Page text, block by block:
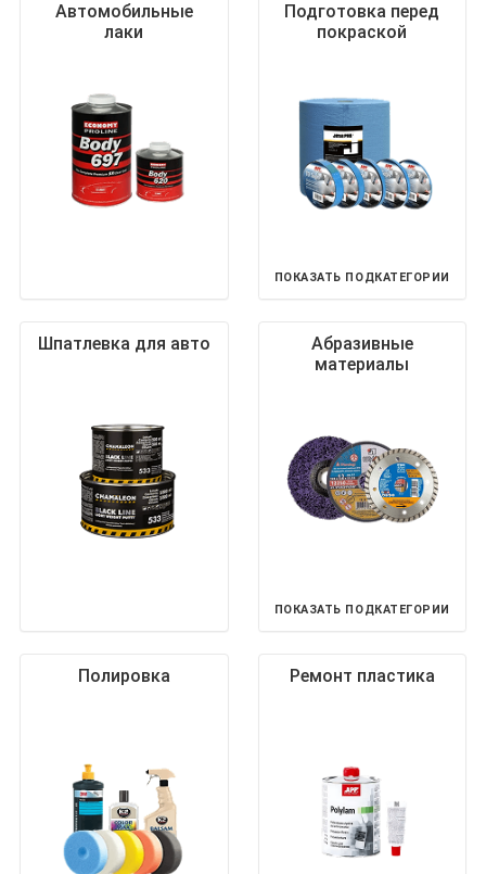
Автомобильные
лаки
Подготовка перед
покраской
ПОКАЗАТЬ ПОДКАТЕГОРИИ
Шпатлевка для авто
Абразивные
материалы
ПОКАЗАТЬ ПОДКАТЕГОРИИ
Полировка Ремонт пластика